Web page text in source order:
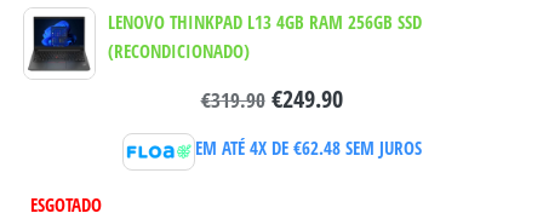
LENOVO THINKPAD L13 4GB RAM 256GB SSD
(RECONDICIONADO)
€319.90 €249.90
EM ATÉ 4X DE €62.48SEM JUROS
ESGOTADO